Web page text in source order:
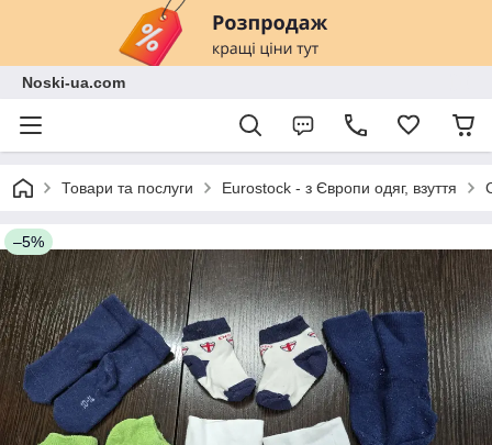
Noski-ua.com
Товари та послуги Eurostock - з Європи одяг, взуття
–5%